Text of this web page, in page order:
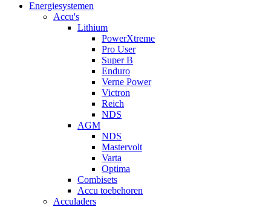
Energiesystemen
Accu's
Lithium
PowerXtreme
Pro User
Super B
Enduro
Verne Power
Victron
Reich
NDS
AGM
NDS
Mastervolt
Varta
Optima
Combisets
Accu toebehoren
Acculaders